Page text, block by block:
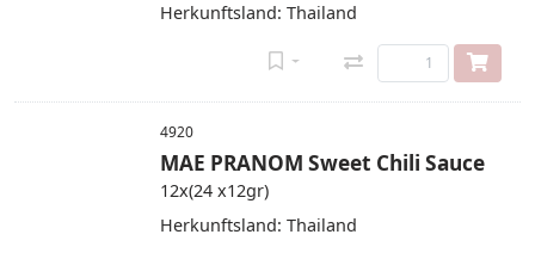
Herkunftsland: Thailand
4920
MAE PRANOM Sweet Chili Sauce
12x(24 x12gr)
Herkunftsland: Thailand